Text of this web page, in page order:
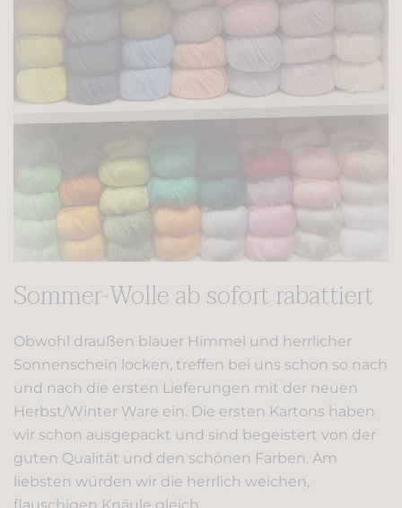
Sommer-Wolle ab sofort rabattiert
Obwohl draußen blauer Himmel und herrlicher
Sonnenschein locken, treffen bei uns schon so nach
und nach die ersten Lieferungen mit der neuen
Herbst/Winter Ware ein. Die ersten Kartons haben
wir schon ausgepackt und sind begeistert von der
guten Qualität und den schönen Farben. Am
liebsten würden wir die herrlich weichen,
flauschigen Knäule gleich…